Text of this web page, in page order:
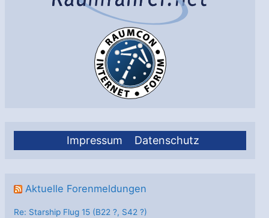
Impressum Datenschutz
Aktuelle Forenmeldungen
Re: Starship Flug 15 (B22 ?, S42 ?)